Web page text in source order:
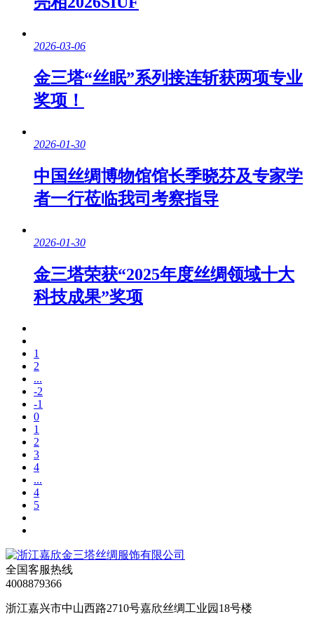
2026-03-06
金三塔“丝眠”系列接连斩获两项专业
奖项！
2026-01-30
中国丝绸博物馆馆长季晓芬及专家学
者一行莅临我司考察指导
2026-01-30
金三塔荣获“2025年度丝绸领域十大
科技成果”奖项
1
2
...
-2
-1
0
1
2
3
4
...
4
5
全国客服热线
4008879366
浙江嘉兴市中山西路2710号嘉欣丝绸工业园18号楼